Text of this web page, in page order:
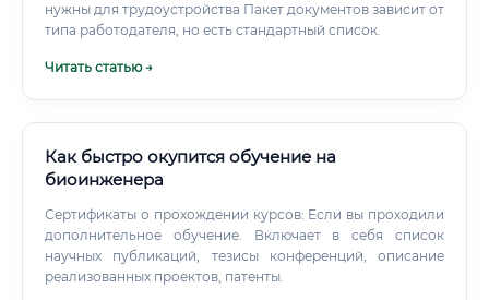
нужны для трудоустройства Пакет документов зависит от
типа работодателя, но есть стандартный список.
Читать статью →
Как быстро окупится обучение на
биоинженера
Сертификаты о прохождении курсов: Если вы проходили
дополнительное обучение. Включает в себя список
научных публикаций, тезисы конференций, описание
реализованных проектов, патенты.